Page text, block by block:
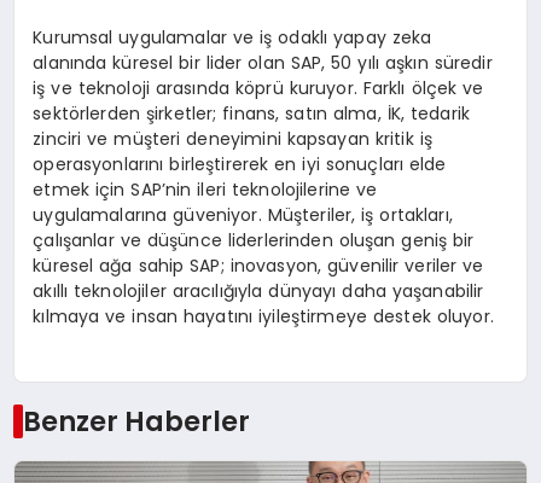
Kurumsal uygulamalar ve iş odaklı yapay zeka
alanında küresel bir lider olan SAP, 50 yılı aşkın süredir
iş ve teknoloji arasında köprü kuruyor. Farklı ölçek ve
sektörlerden şirketler; finans, satın alma, İK, tedarik
zinciri ve müşteri deneyimini kapsayan kritik iş
operasyonlarını birleştirerek en iyi sonuçları elde
etmek için SAP’nin ileri teknolojilerine ve
uygulamalarına güveniyor. Müşteriler, iş ortakları,
çalışanlar ve düşünce liderlerinden oluşan geniş bir
küresel ağa sahip SAP; inovasyon, güvenilir veriler ve
akıllı teknolojiler aracılığıyla dünyayı daha yaşanabilir
kılmaya ve insan hayatını iyileştirmeye destek oluyor.
Benzer Haberler